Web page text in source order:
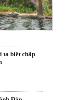
ta biết chấp